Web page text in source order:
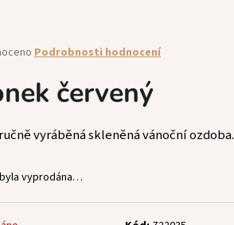
Podrobnosti hodnocení
červený
vyráběná skleněná vánoční ozdoba.
vyprodána…